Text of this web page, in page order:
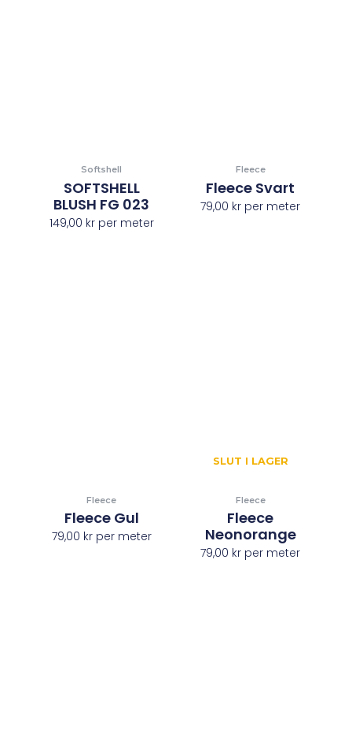
Softshell
SOFTSHELL
BLUSH FG 023
149,00 krper meter
Fleece
Fleece Svart
79,00 kr per meter
Fleece
Fleece Gul
79,00 krper meter
SLUT I LAGER
Fleece
Fleece
Neonorange
79,00 kr per meter